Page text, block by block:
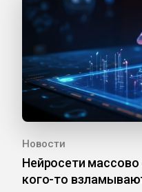
Новости
Нейросети массово
кого-то